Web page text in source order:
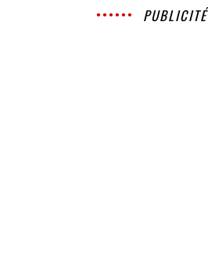
PUBLICITÉ